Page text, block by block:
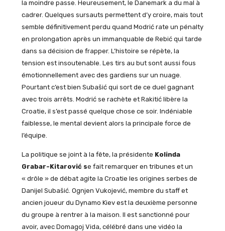
la moindre passe. Heureusement, le Danemark a du mal à
cadrer. Quelques sursauts permettent d’y croire, mais tout
semble définitivement perdu quand Modrić rate un pénalty
en prolongation après un immanquable de Rebić qui tarde
dans sa décision de frapper. L’histoire se répète, la
tension est insoutenable. Les tirs au but sont aussi fous
émotionnellement avec des gardiens sur un nuage.
Pourtant c’est bien Subašić qui sort de ce duel gagnant
avec trois arrêts. Modrić se rachète et Rakitić libère la
Croatie, il s’est passé quelque chose ce soir. Indéniable
faiblesse, le mental devient alors la principale force de
l’équipe.
La politique se joint à la fête, la présidente Kolinda
Grabar-Kitarović se fait remarquer en tribunes et un
« drôle » de débat agite la Croatie les origines serbes de
Danijel Subašić. Ognjen Vukojević, membre du staff et
ancien joueur du Dynamo Kiev est la deuxième personne
du groupe à rentrer à la maison. Il est sanctionné pour
avoir, avec Domagoj Vida, célébré dans une vidéo la